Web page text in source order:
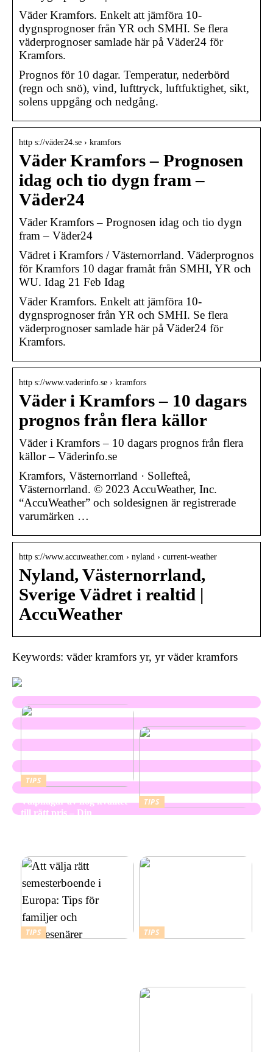
Väder Kramfors. Enkelt att jämföra 10-
dygnsprognoser från YR och SMHI. Se flera
väderprognoser samlade här på Väder24 för
Kramfors.
Prognos för 10 dagar. Temperatur, nederbörd
(regn och snö), vind, lufttryck, luftfuktighet, sikt,
solens uppgång och nedgång.
http s://väder24.se › kramfors
Väder Kramfors – Prognosen
idag och tio dygn fram –
Väder24
Väder Kramfors – Prognosen idag och tio dygn
fram – Väder24
Vädret i Kramfors / Västernorrland. Väderprognos
för Kramfors 10 dagar framåt från SMHI, YR och
WU. Idag 21 Feb Idag
Väder Kramfors. Enkelt att jämföra 10-
dygnsprognoser från YR och SMHI. Se flera
väderprognoser samlade här på Väder24 för
Kramfors.
http s://www.vaderinfo.se › kramfors
Väder i Kramfors – 10 dagars
prognos från flera källor
Väder i Kramfors – 10 dagars prognos från flera
källor – Väderinfo.se
Kramfors, Västernorrland · Sollefteå,
Västernorrland. © 2023 AccuWeather, Inc.
“AccuWeather” och soldesignen är registrerade
varumärken …
http s://www.accuweather.com › nyland › current-weather
Nyland, Västernorrland,
Sverige Vädret i realtid |
AccuWeather
Keywords: väder kramfors yr, yr väder kramfors
TIPS
Valphagar av hög kvalitet
till rätt pris – Din
TIPS
TIPS TIPS